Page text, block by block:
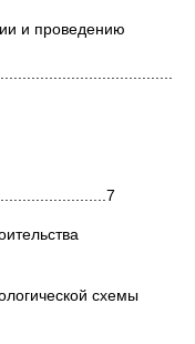
и проведению
схемы